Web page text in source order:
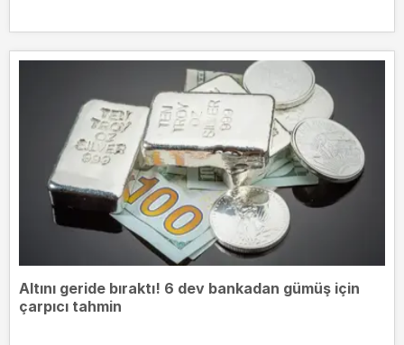
Altını geride bıraktı! 6 dev bankadan gümüş için
çarpıcı tahmin